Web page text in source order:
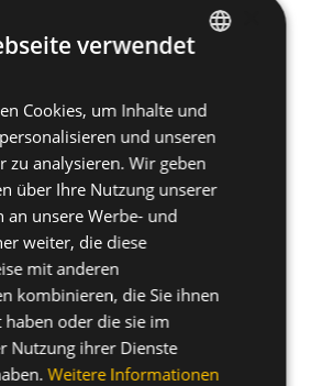
CELO beim
designs?
SPANISH
GERMAN
verwendet
Cookies, um Inhalte und
und unseren
zu analysieren. Wir geben
über Ihre Nutzung unserer
an unsere Werbe- und
weiter, die diese
mit anderen
kombinieren, die Sie ihnen
haben oder die sie im
Nutzung ihrer Dienste
Weitere Informationen